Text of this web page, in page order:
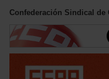
Confederación Sindical de